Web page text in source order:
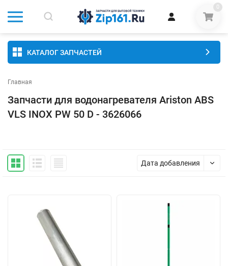
0
КАТАЛОГ ЗАПЧАСТЕЙ
Главная
Запчасти для водонагревателя Ariston ABS
VLS INOX PW 50 D - 3626066
Дата добавления